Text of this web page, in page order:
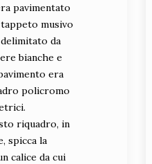
pavimentato
musivo
da
bianche e
era
policromo
riquadro, in
spicca la
calice da cui